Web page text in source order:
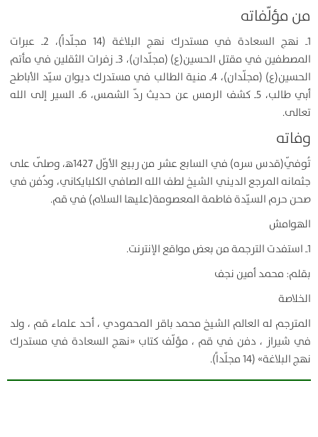
من مؤلّفاته
1ـ نهج السعادة في مستدرك نهج البلاغة (14 مجلّداً)، 2ـ عبرات
المصطفين في مقتل الحسين(ع) (مجلّدان)، 3ـ زفرات الثقلين في مأتم
الحسين(ع) (مجلّدان)، 4ـ منية الطالب في مستدرك ديوان سيّد الأباطح
أبي طالب، 5ـ كشف الرمس عن حديث ردّ الشمس، 6ـ السير إلى الله
تعالى.
وفاته
تُوفّي(قدس سره) في السابع عشر من ربيع الأوّل 1427ﻫ، وصلّى على
جثمانه المرجع الديني الشيخ لطف الله الصافي الكلبايكاني، ودُفن في
صحن حرم السيّدة فاطمة المعصومة(عليها السلام) في قم.
الهوامش
1ـ استفدت الترجمة من بعض مواقع الإنترنت.
بقلم: محمد أمين نجف
الخلاصة
المترجم له العالم الشيخ محمد باقر المحمودي ، أحد علماء قم ، ولد
في شيراز ، دفن في قم ، مؤلّف كتاب «نهج السعادة في مستدرك
نهج البلاغة» (14 مجلّداً).